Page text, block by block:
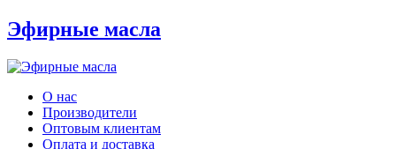
Эфирные масла
О нас
Производители
Оптовым клиентам
Оплата и доставка